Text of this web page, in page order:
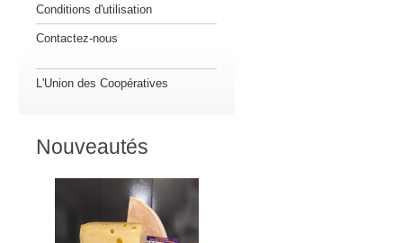
Conditions d'utilisation
Contactez-nous
L'Union des Coopératives
Nouveautés